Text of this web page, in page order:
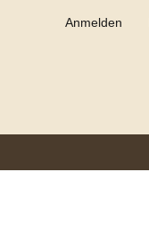
Anmelden